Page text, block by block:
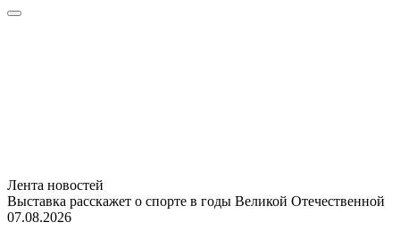
Лента новостей
Выставка расскажет о спорте в годы Великой Отечественной
07.08.2026